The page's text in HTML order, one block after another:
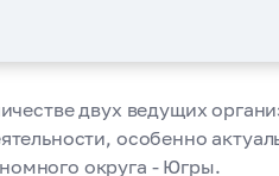
двух ведущих
особенно
округа - Югры.